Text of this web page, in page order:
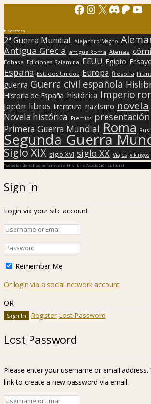
Facebook
Instagram
X Discord
Sorpresa
2ª Guerra Mundial. Alejandro Magno
Antigua Grecia antigua Roma Atenas
Edhasa Ediciones Salamina EEUU Egipto Ensayo
España Estados Unidos Europa filosofía
guerra Guerra civil española
Historia de España histórica Imperio
Japón libros literatura nazismo novela
Novela histórica Premios presentación
Primera Guerra Mundial Roma
Segunda Guerra
Siglo XIX siglo XVI siglo XX Viajes vikingos
Todos los derechos pertenecen a Hislibris Asociación cultural
Sign In
Login via your site account
Remember Me
Or login via a social network account
OR
Register Lost Password
Lost Password
Please enter your username or email address.
link to create a new password via email.